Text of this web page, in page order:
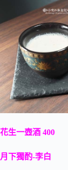
花生一壺酒 400
月下獨酌-李白